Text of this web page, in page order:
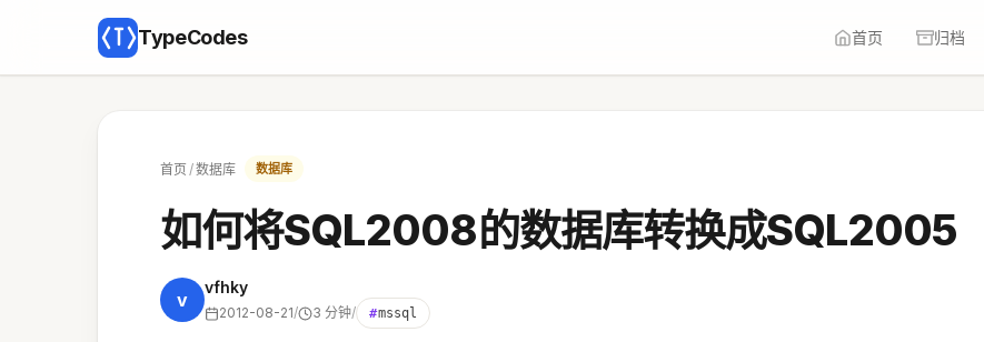
TypeCodes 首页 归档
首页 /数据库 数据库
如何将SQL2008的数据库转换成SQL2005
v
vfhky
2012-08-21/ 3 分钟/ #mssql